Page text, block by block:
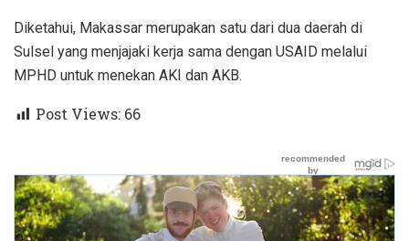
Diketahui, Makassar merupakan satu dari dua daerah di
Sulsel yang menjajaki kerja sama dengan USAID melalui
MPHD untuk menekan AKI dan AKB.
Post Views: 66